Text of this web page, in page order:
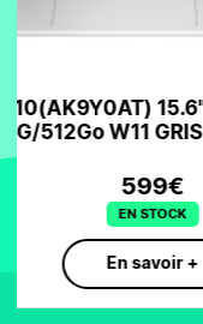
ASUS
14" FHD I3-